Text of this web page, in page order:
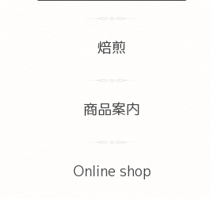
焙煎
商品案内
Online shop